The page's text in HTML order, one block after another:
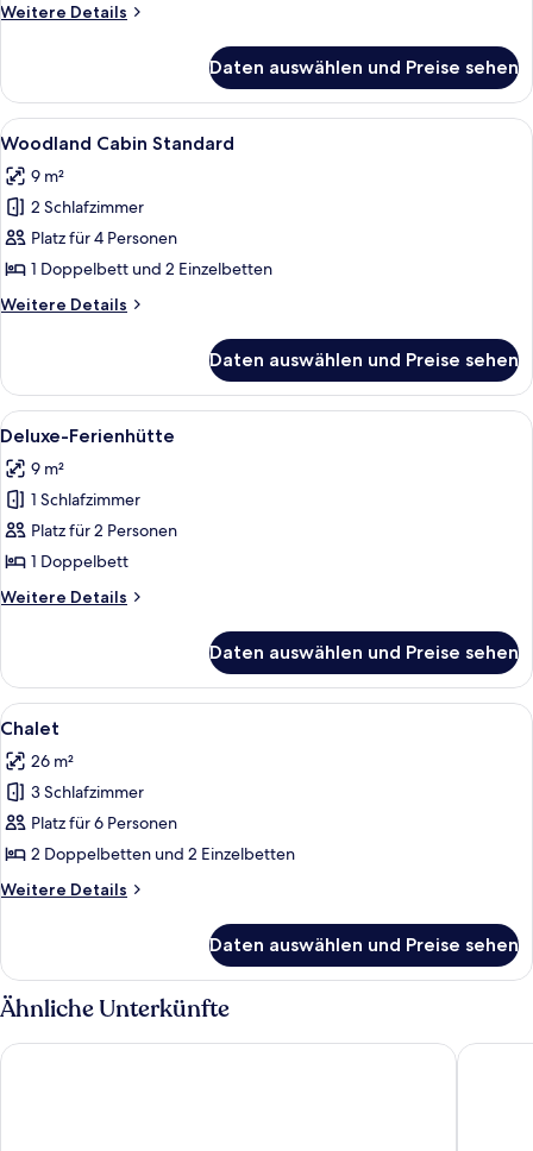
Weitere Details
Weitere
Cabin
Executive
Daten auswählen und Preise sehen
Alle
Fotos
für
Woodland
Cabin
Standard
anzeigen
Woodland Cabin Standard |
7
Woodland Cabin Standard
9 m²
2 Schlafzimmer
Platz für 4 Personen
1 Doppelbett und 2 Einzelbetten
Weitere Details
Weitere
Cabin
Standard
Daten auswählen und Preise sehen
Alle
Fotos
für
Deluxe-
Ferienhütte
anzeigen
Ein Blockhauszimmer mit Bett,
1
Deluxe-Ferienhütte
9 m²
1 Schlafzimmer
Platz für 2 Personen
1 Doppelbett
Weitere Details
Weitere
Ferienhütte
Daten auswählen und Preise sehen
Alle
Fotos
für
Chalet
anzeigen
Eine Holzhütte mit Ziegeldach,
5
Chalet
26 m²
3 Schlafzimmer
Platz für 6 Personen
2 Doppelbetten und 2 Einzelbetten
Weitere Details
Weitere
Daten auswählen und Preise sehen
Ähnliche Unterkünfte
Hollins Hall Hotel, Spa & Golf Village